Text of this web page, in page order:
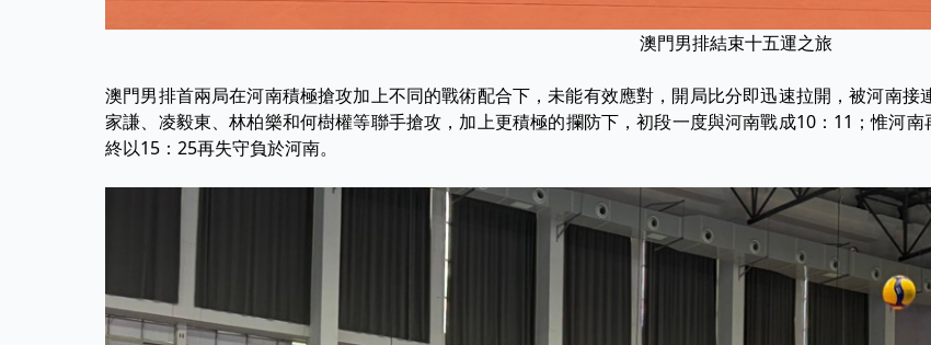
澳門男排結束十五運之旅
澳門男排首兩局在河南積極搶攻加上不同的戰術配合下，未能有效應對，開局比分即迅速拉開，被河南
家謙、凌毅東、林柏樂和何樹權等聯手搶攻，加上更積極的攔防下，初段一度與河南戰成10：11；惟河
終以15：25再失守負於河南。